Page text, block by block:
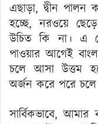
এছাড়া, দ্বীন পালন
হচ্ছে, নরওয়ে
উচিত কি না। এ
পাওয়ার আগেই
চলে আসা উত্তম
অর্জন করে পরে
সার্বিকভাবে, আমার